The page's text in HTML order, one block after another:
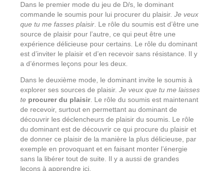
Dans le premier mode du jeu de D/s, le dominant
commande le soumis pour lui procurer du plaisir. Je veux
que tu me fasses plaisir. Le rôle du soumis est d’être une
source de plaisir pour l’autre, ce qui peut être une
expérience délicieuse pour certains. Le rôle du dominant
est d’inviter le plaisir et d’en recevoir sans résistance. Il y
a d’énormes leçons pour les deux.
Dans le deuxième mode, le dominant invite le soumis à
explorer ses sources de plaisir. Je veux que tu me laisses
te procurer du plaisir. Le rôle du soumis est maintenant
de recevoir, surtout en permettant au dominant de
découvrir les déclencheurs de plaisir du soumis. Le rôle
du dominant est de découvrir ce qui procure du plaisir et
de donner ce plaisir de la manière la plus délicieuse, par
exemple en provoquant et en faisant monter l’énergie
sans la libérer tout de suite. Il y a aussi de grandes
leçons à apprendre ici.